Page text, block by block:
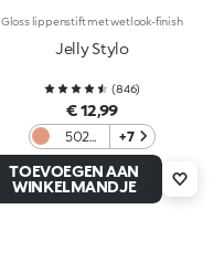
Gloss lippenstift met wetlook-finish
Jelly Stylo
(846)
€ 12,99
502
Natural
Rose
+7
TOEVOEGEN AAN
WINKELMANDJE